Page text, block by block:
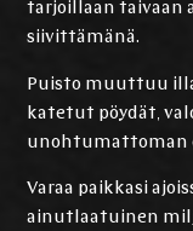
tarjoillaan taivaan
siivittämänä.
Puisto muuttuu
katetut pöydät,
unohtumattoman
Varaa paikkasi
ainutlaatuinen